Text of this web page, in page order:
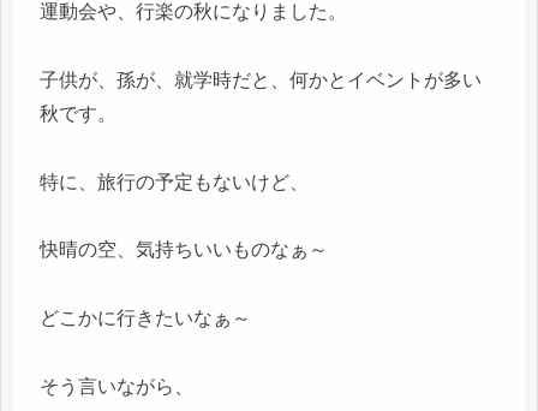
運動会や、行楽の秋になりました。
子供が、孫が、就学時だと、何かとイベントが多い
秋です。
特に、旅行の予定もないけど、
快晴の空、気持ちいいものなぁ～
どこかに行きたいなぁ～
そう言いながら、